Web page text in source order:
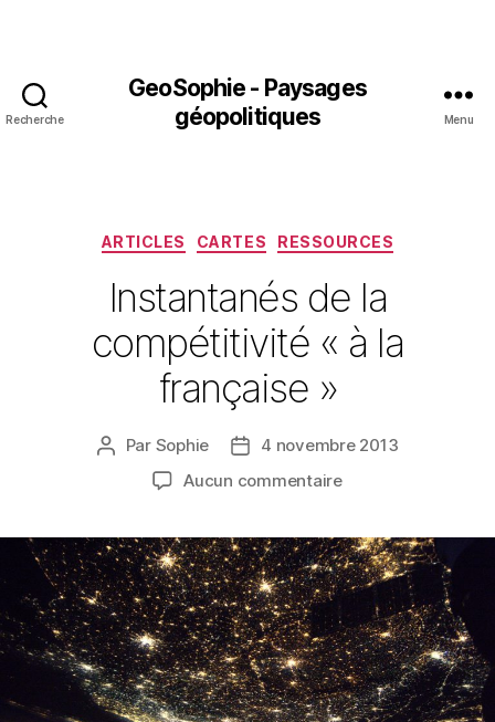
Recherche
GeoSophie - Paysages
géopolitiques
Menu
Catégories
ARTICLES CARTES RESSOURCES
Instantanés de la
compétitivité « à la
française »
Auteur
l’article
Par Sophie
Date4 novembre 2013
Aucun commentairesur
la
compétitivité
à
la
française
»